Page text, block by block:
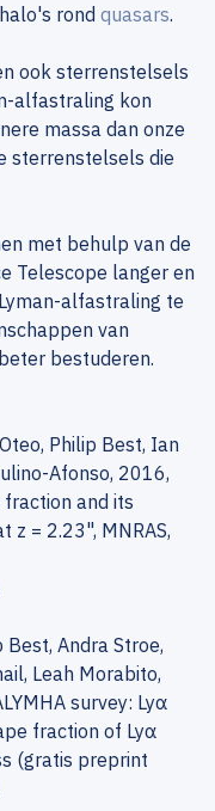
rond quasars.
ook sterrenstelsels
alfastraling kon
massa dan onze
sterrenstelsels die
met behulp van de
Telescope langer en
alfastraling te
van
bestuderen.
Philip Best, Ian
Afonso, 2016,
fraction and its
z = 2.23", MNRAS,
Andra Stroe,
Leah Morabito,
survey: Lyα
fraction of Lyα
(gratis preprint